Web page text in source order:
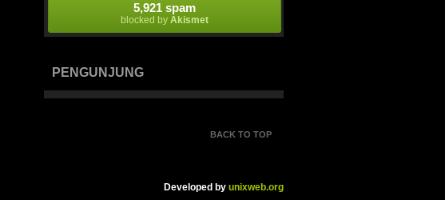
5,921 spam
blocked by Akismet
PENGUNJUNG
BACK TO TOP
Developed by unixweb.org